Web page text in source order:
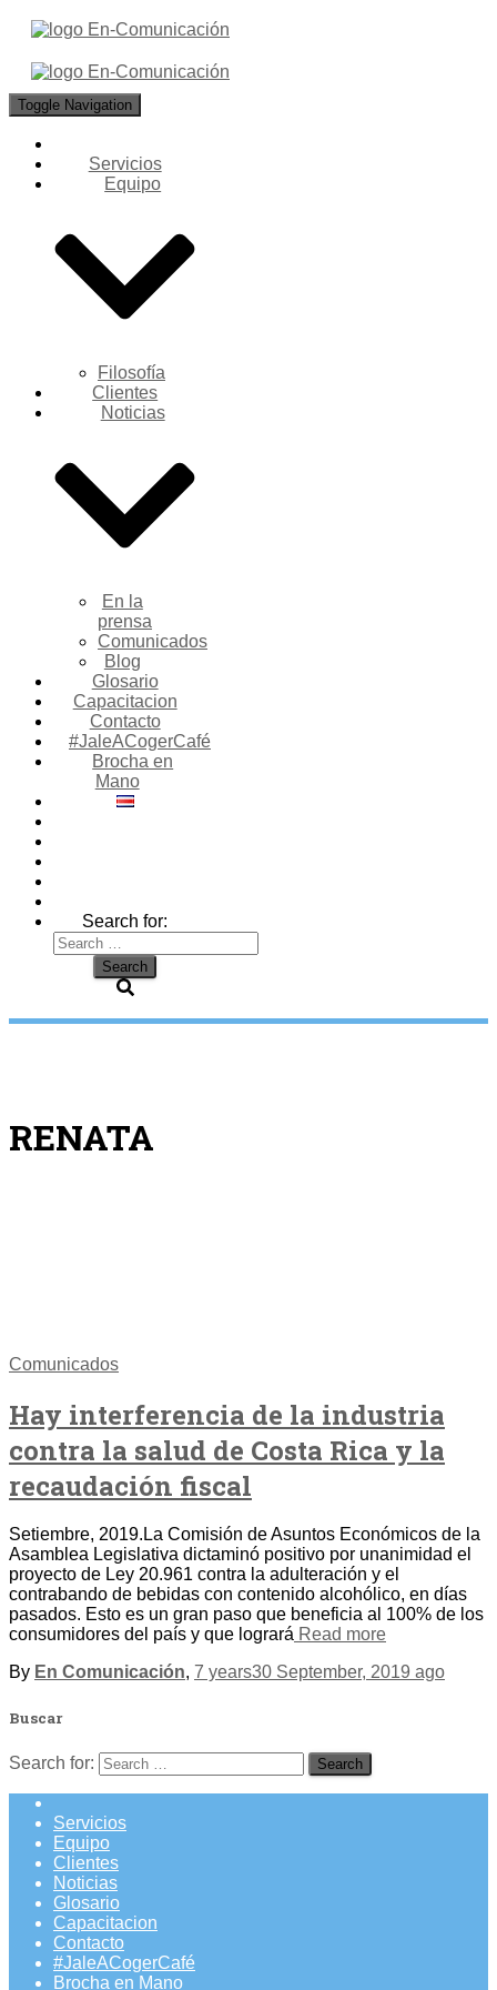
Toggle Navigation
Servicios
Equipo
Filosofía
Clientes
Noticias
En la
prensa
Comunicados
Blog
Glosario
Capacitacion
Contacto
#JaleACogerCafé
Brocha en
Mano
Search for:
RENATA
Comunicados
Hay interferencia de la industria
contra la salud de Costa Rica y la
recaudación fiscal
Setiembre, 2019.La Comisión de Asuntos Económicos de la
Asamblea Legislativa dictaminó positivo por unanimidad el
proyecto de Ley 20.961 contra la adulteración y el
contrabando de bebidas con contenido alcohólico, en días
pasados. Esto es un gran paso que beneficia al 100% de los
consumidores del país y que logrará Read more
By En Comunicación, 7 years30 September, 2019 ago
Buscar
Search for:
Servicios
Equipo
Clientes
Noticias
Glosario
Capacitacion
Contacto
#JaleACogerCafé
Brocha en Mano